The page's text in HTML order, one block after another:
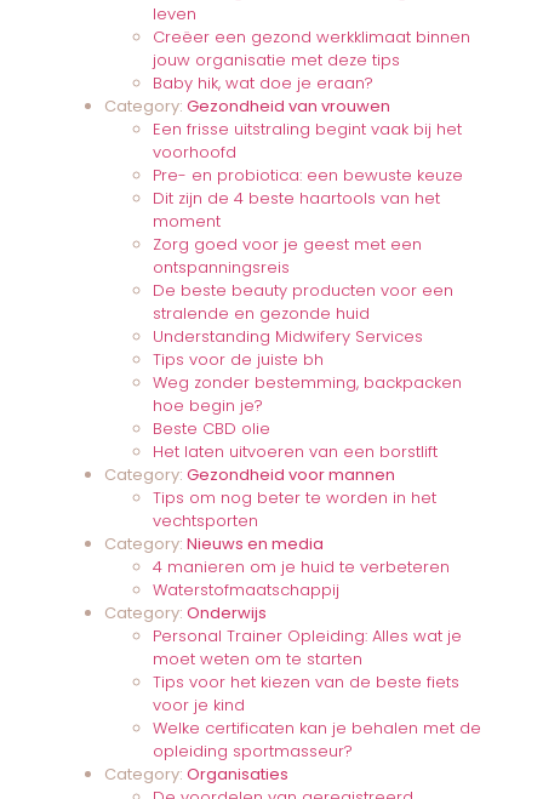
leven
Creëer een gezond werkklimaat binnen
jouw organisatie met deze tips
Baby hik, wat doe je eraan?
Category: Gezondheid van vrouwen
Een frisse uitstraling begint vaak bij het
voorhoofd
Pre- en probiotica: een bewuste keuze
Dit zijn de 4 beste haartools van het
moment
Zorg goed voor je geest met een
ontspanningsreis
De beste beauty producten voor een
stralende en gezonde huid
Understanding Midwifery Services
Tips voor de juiste bh
Weg zonder bestemming, backpacken
hoe begin je?
Beste CBD olie
Het laten uitvoeren van een borstlift
Category: Gezondheid voor mannen
Tips om nog beter te worden in het
vechtsporten
Category: Nieuws en media
4 manieren om je huid te verbeteren
Waterstofmaatschappij
Category: Onderwijs
Personal Trainer Opleiding: Alles wat je
moet weten om te starten
Tips voor het kiezen van de beste fiets
voor je kind
Welke certificaten kan je behalen met de
opleiding sportmasseur?
Category: Organisaties